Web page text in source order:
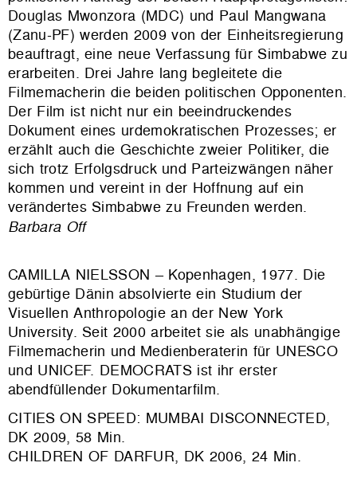
Douglas Mwonzora (MDC) und Paul Mangwana
(Zanu-PF) werden 2009 von der Einheitsregierung
beauftragt, eine neue Verfassung für Simbabwe zu
erarbeiten. Drei Jahre lang begleitete die
Filmemacherin die beiden politischen Opponenten.
Der Film ist nicht nur ein beeindruckendes
Dokument eines urdemokratischen Prozesses; er
erzählt auch die Geschichte zweier Politiker, die
sich trotz Erfolgsdruck und Parteizwängen näher
kommen und vereint in der Hoffnung auf ein
verändertes Simbabwe zu Freunden werden.
Barbara Off
CAMILLA NIELSSON – Kopenhagen, 1977. Die
gebürtige Dänin absolvierte ein Studium der
Visuellen Anthropologie an der New York
University. Seit 2000 arbeitet sie als unabhängige
Filmemacherin und Medienberaterin für UNESCO
und UNICEF. DEMOCRATS ist ihr erster
abendfüllender Dokumentarfilm.
CITIES ON SPEED: MUMBAI DISCONNECTED,
DK 2009, 58 Min.
CHILDREN OF DARFUR, DK 2006, 24 Min.